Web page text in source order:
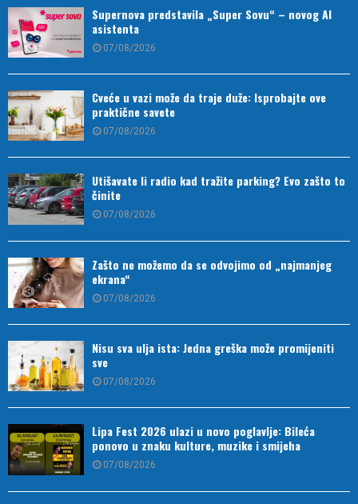
Supernova predstavila „Super Sovu“ – novog AI
asistenta
07/08/2026
Cveće u vazi može da traje duže: Isprobajte ove
praktične savete
07/08/2026
Utišavate li radio kad tražite parking? Evo zašto to
činite
07/08/2026
Zašto ne možemo da se odvojimo od „najmanjeg
ekrana“
07/08/2026
Nisu sva ulja ista: Jedna greška može promijeniti
sve
07/08/2026
Lipa Fest 2026 ulazi u novo poglavlje: Bileća
ponovo u znaku kulture, muzike i smijeha
07/08/2026